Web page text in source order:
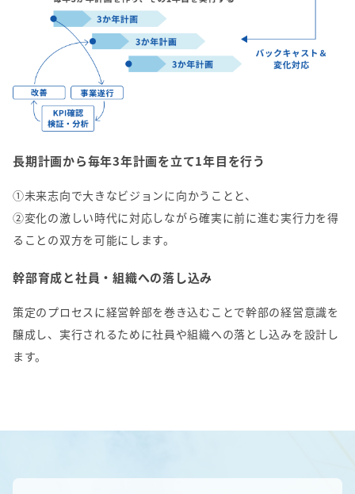
長期計画から毎年3年計画を立て1年目を行う
①未来志向で大きなビジョンに向かうことと、
②変化の激しい時代に対応しながら確実に前に進む実行力を得
ることの双方を可能にします。
幹部育成と社員・組織への落し込み
策定のプロセスに経営幹部を巻き込むことで幹部の経営意識を
醸成し、実行されるために社員や組織への落とし込みを設計し
ます。